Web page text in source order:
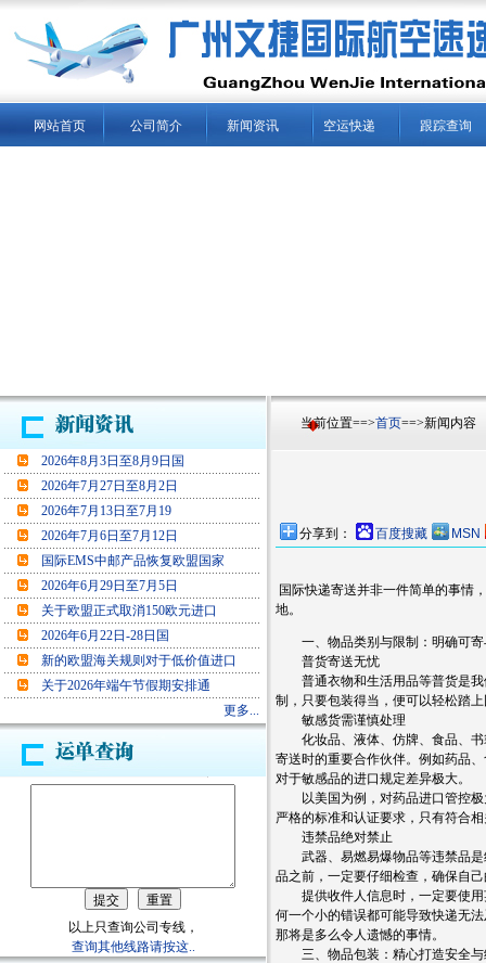
网站首页 公司简介 新闻资讯 空运快递 跟踪查询
2026年8月3日至8月9日国
2026年7月27日至8月2日
2026年7月13日至7月19
2026年7月6日至7月12日
国际EMS中邮产品恢复欧盟国家
2026年6月29日至7月5日
关于欧盟正式取消150欧元进口
2026年6月22日-28日国
新的欧盟海关规则对于低价值进口
关于2026年端午节假期安排通
更多...
以上只查询公司专线，
查询其他线路请按这..
当前位置==>首页==>新闻内容
分享到： 百度搜藏 MSN
国际快递寄送并非一件简单的事情
地。
一、物品类别与限制：明确可寄
普货寄送无忧
普通衣物和生活用品等普货是我
制，只要包装得当，便可以轻松踏
敏感货需谨慎处理
化妆品、液体、仿牌、食品、书
寄送时的重要合作伙伴。例如药品
对于敏感品的进口规定差异极大。
以美国为例，对药品进口管控极
严格的标准和认证要求，只有符合
违禁品绝对禁止
武器、易燃易爆物品等违禁品是
品之前，一定要仔细检查，确保自
提供收件人信息时，一定要使用
何一个小的错误都可能导致快递无
那将是多么令人遗憾的事情。
三、物品包装：精心打造安全与